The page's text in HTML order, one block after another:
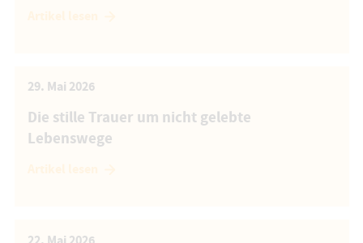
29. Mai 2026
Die stille Trauer um nicht gelebte
Lebenswege